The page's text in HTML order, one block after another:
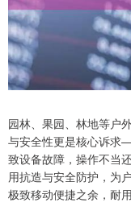
园林、果园、林地等户
与安全性更是核心诉求
致设备故障，操作不当
用抗造与安全防护，为
极致移动便捷之余，耐